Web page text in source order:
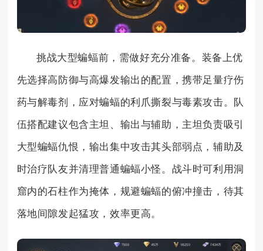
挑战大型蝙蝠前，需做好充分准备。装备上优
先选择高防御与高爆发输出的配置，携带足量疗伤
药与解毒剂，应对蝙蝠的利爪撕裂与毒素攻击。队
伍搭配建议包含主坦、输出与辅助，主坦负责吸引
大型蝙蝠仇恨，输出集中攻击其头部弱点，辅助及
时治疗队友并清理普通蝙蝠小怪。战斗时可利用洞
窟内的石柱作为掩体，规避蝙蝠的俯冲撞击，待其
落地间隙发起猛攻，效率更高。